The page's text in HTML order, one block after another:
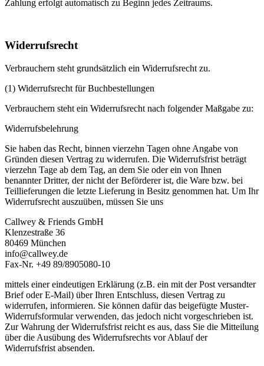
Zahlung erfolgt automatisch zu Beginn jedes Zeitraums.
Widerrufsrecht
Verbrauchern steht grundsätzlich ein Widerrufsrecht zu.
(1) Widerrufsrecht für Buchbestellungen
Verbrauchern steht ein Widerrufsrecht nach folgender Maßgabe zu:
Widerrufsbelehrung
Sie haben das Recht, binnen vierzehn Tagen ohne Angabe von
Gründen diesen Vertrag zu widerrufen. Die Widerrufsfrist beträgt
vierzehn Tage ab dem Tag, an dem Sie oder ein von Ihnen
benannter Dritter, der nicht der Beförderer ist, die Ware bzw. bei
Teillieferungen die letzte Lieferung in Besitz genommen hat. Um Ihr
Widerrufsrecht auszuüben, müssen Sie uns
Callwey & Friends GmbH
Klenzestraße 36
80469 München
info@callwey.de
Fax-Nr. +49 89/8905080-10
mittels einer eindeutigen Erklärung (z.B. ein mit der Post versandter
Brief oder E-Mail) über Ihren Entschluss, diesen Vertrag zu
widerrufen, informieren. Sie können dafür das beigefügte Muster-
Widerrufsformular verwenden, das jedoch nicht vorgeschrieben ist.
Zur Wahrung der Widerrufsfrist reicht es aus, dass Sie die Mitteilung
über die Ausübung des Widerrufsrechts vor Ablauf der
Widerrufsfrist absenden.